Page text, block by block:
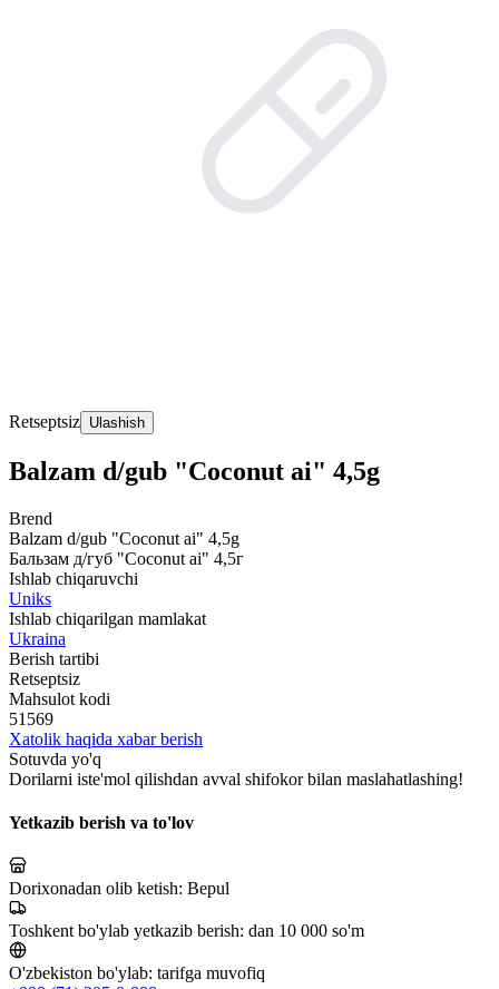
Retseptsiz Ulashish
Balzam d/gub "Coconut ai" 4,5g
Brend
Balzam d/gub "Coconut ai" 4,5g
Бальзам д/губ "Coconut ai" 4,5г
Ishlab chiqaruvchi
Uniks
Ishlab chiqarilgan mamlakat
Ukraina
Berish tartibi
Retseptsiz
Mahsulot kodi
51569
Xatolik haqida xabar berish
Sotuvda yo'q
Dorilarni iste'mol qilishdan avval shifokor bilan maslahatlashing!
Yetkazib berish va to'lov
Dorixonadan olib ketish: Bepul
Toshkent bo'ylab yetkazib berish: dan 10 000 so'm
O'zbekiston bo'ylab: tarifga muvofiq